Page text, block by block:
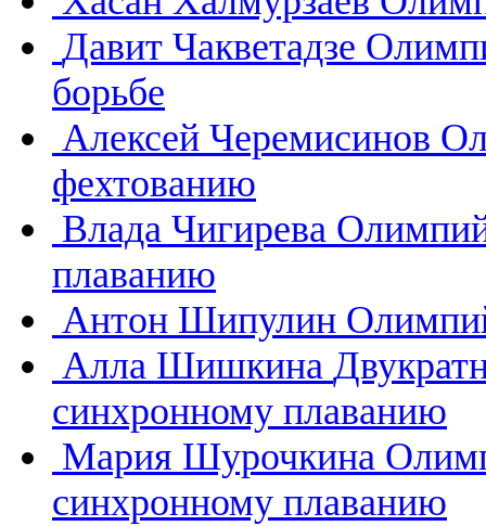
Давит Чакветадзе
борьбе
Алексей Черемисинов
фехтованию
Влада Чигирева
плаванию
Антон Шипулин
Алла Шишкина
синхронному плаванию
Мария Шурочкина
синхронному плаванию